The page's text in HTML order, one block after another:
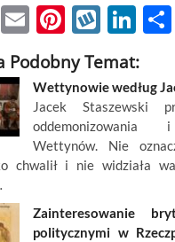
E
m
ail
Pi
nt
er
es
t
W
k
o
p
Li
k
e
dI
n
S
Podobny Temat:
Wettynowie według
Jacek Staszewski
oddemonizowania
Wettynów. Nie
chwalił i nie widziała
Zainteresowanie
politycznymi w